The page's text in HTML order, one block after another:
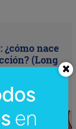
¿cómo nace
(Long
+ eventos)